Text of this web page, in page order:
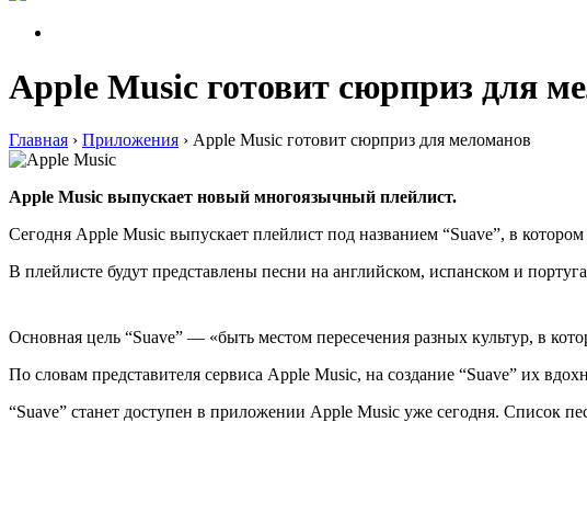
Apple Music готовит сюрприз для
Главная › Приложения › Apple Music готовит сюрприз для меломанов
Apple Music выпускает новый многоязычный плейлист.
Сегодня Apple Music выпускает плейлист под названием “Suave”, в
В плейлисте будут представлены песни на английском, испанском и
Основная цель “Suave” — «быть местом пересечения разных культур, в
По словам представителя сервиса Apple Music, на создание “Suave” их
“Suave” станет доступен в приложении Apple Music уже сегодня. Список